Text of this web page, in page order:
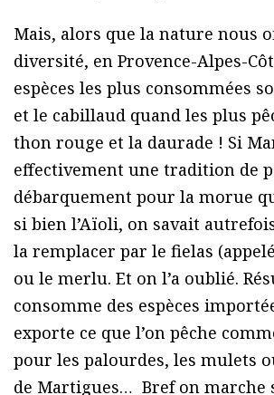
Mais, alors que la nature nous
diversité, en Provence-Alpes-
espèces les plus consommées
et le cabillaud quand les plus
thon rouge et la daurade ! Si
effectivement une tradition de
débarquement pour la morue
si bien l’Aïoli, on savait
la remplacer par le fielas
ou le merlu. Et on l’a oublié.
consomme des espèces
exporte ce que l’on pêche
pour les palourdes, les mulets
de Martigues… Bref on marche